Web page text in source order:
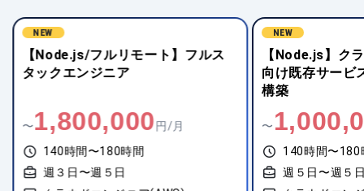
NEW
【Node.js/フルリモート】フルス
タックエンジニア
〜1,800,000円/月
140時間〜180時間
週３日〜週５日
NEW
【Node.js】ク
向け既存サービ
構築
〜
140時間〜180
週５日〜週５